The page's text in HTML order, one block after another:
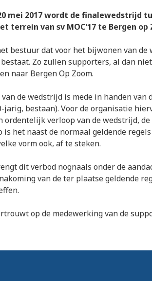
mei 2017 wordt de finalewedstrijd
terrein van sv MOC'17 te Bergen op
bestuur dat voor het bijwonen van de
Zo zullen supporters, al dan
naar Bergen Op Zoom.
de wedstrijd is mede in handen van
jarig, bestaan). Voor de organisatie
ordentelijk verloop van de wedstrijd,
is het naast de normaal geldende
vorm ook, af te steken.
dit verbod nognaals onder de
van de ter plaatse geldende
op de medewerking van de